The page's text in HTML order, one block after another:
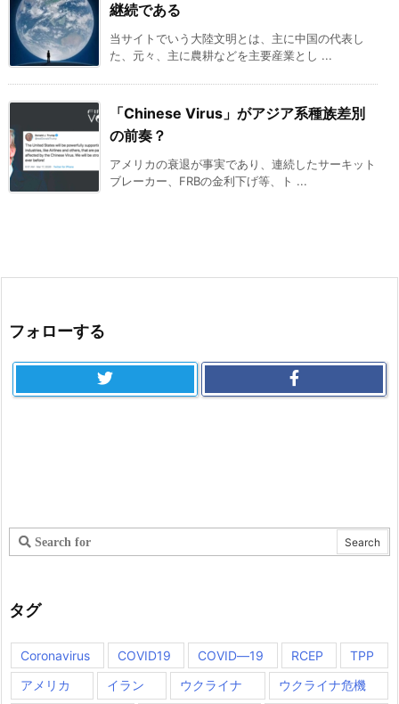
継続である
当サイトでいう大陸文明とは、主に中国の代表し
た、元々、主に農耕などを主要産業とし ...
「Chinese Virus」がアジア系種族差別
の前奏？
アメリカの衰退が事実であり、連続したサーキット
ブレーカー、FRBの金利下げ等、ト ...
フォローする
タグ
Coronavirus COVID19 COVID―19 RCEP
TPP
アメリカ
イラン ウクライナ ウクライナ危機